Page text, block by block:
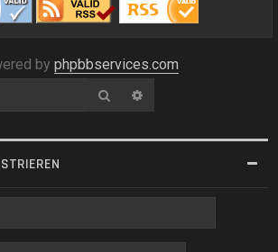
by phpbbservices.com
Suche